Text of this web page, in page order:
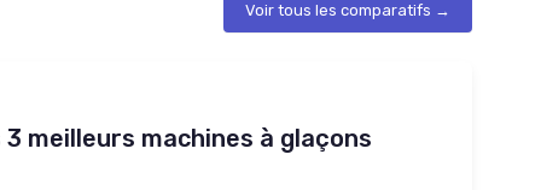
Voir tous les comparatifs →
meilleurs machines à glaçons